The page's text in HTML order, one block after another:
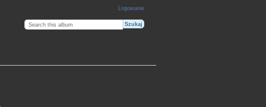
Logowanie